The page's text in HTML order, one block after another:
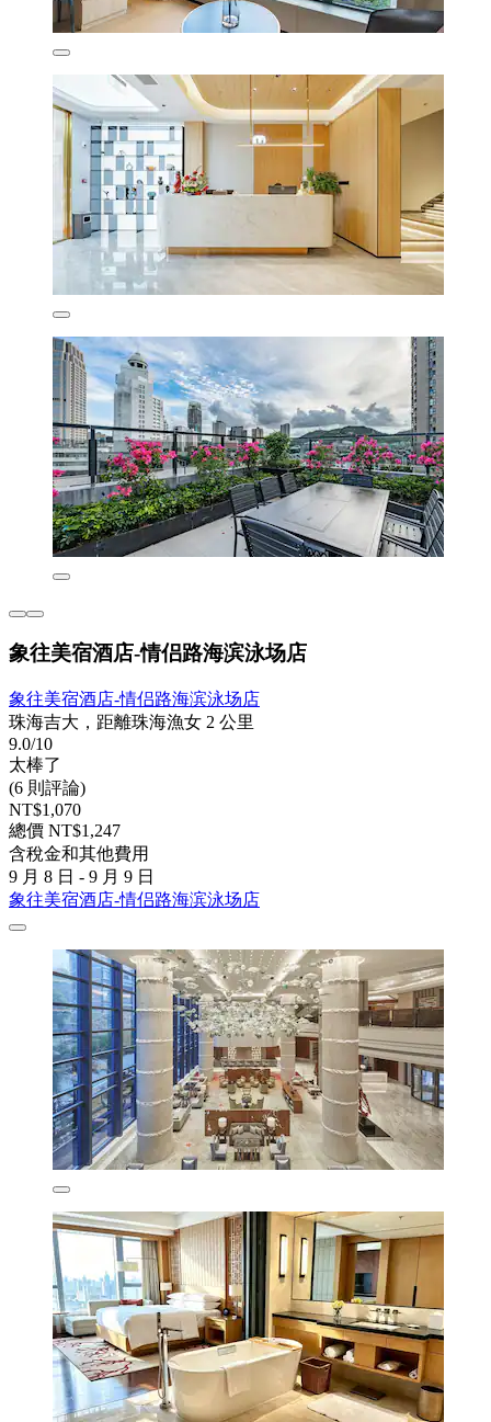
象往美宿酒店-情侣路海滨泳场店
象往美宿酒店-情侣路海滨泳场店
珠海吉大，距離珠海漁女 2 公里
9.0/10
太棒了
(6 則評論)
NT$1,070
總價 NT$1,247
含稅金和其他費用
9 月 8 日 - 9 月 9 日
象往美宿酒店-情侣路海滨泳场店